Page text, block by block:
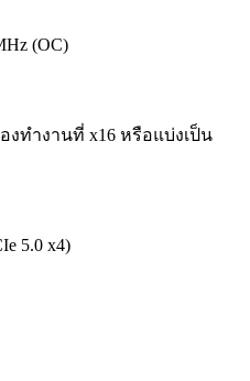
(OC)
องทำงานที่ x16 หรือแบ่งเป็น
5.0 x4)